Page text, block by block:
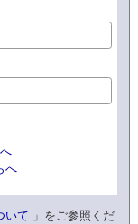
へ
いて 」をご参照くだ